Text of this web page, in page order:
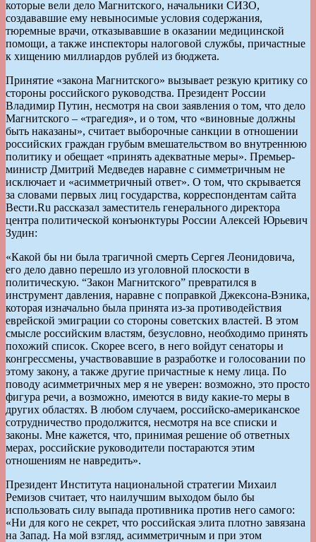
которые вели дело Магнитского, начальники СИЗО,
создававшие ему невыносимые условия содержания,
тюремные врачи, отказывавшие в оказании медицинской
помощи, а также инспекторы налоговой службы, причастные
к хищению миллиардов рублей из бюджета.
Принятие «закона Магнитского» вызывает резкую критику со
стороны российского руководства. Президент России
Владимир Путин, несмотря на свои заявления о том, что дело
Магнитского – «трагедия», и о том, что «виновные должны
быть наказаны», считает выборочные санкции в отношении
российских граждан грубым вмешательством во внутреннюю
политику и обещает «принять адекватные меры». Премьер-
министр Дмитрий Медведев наравне с симметричным не
исключает и «асимметричный ответ». О том, что скрывается
за словами первых лиц государства, корреспондентам сайта
Вести.Ru рассказал заместитель генерального директора
центра политической конъюнктуры России Алексей Юрьевич
Зудин:
«Какой бы ни была трагичной смерть Сергея Леонидовича,
его дело давно перешло из уголовной плоскости в
политическую. “Закон Магнитского” превратился в
инструмент давления, наравне с поправкой Джексона-Вэника,
которая изначально была принята из-за противодействия
еврейской эмиграции со стороны советских властей. В этом
смысле российским властям, безусловно, необходимо принять
похожий список. Скорее всего, в него войдут сенаторы и
конгрессмены, участвовавшие в разработке и голосовании по
этому закону, а также другие причастные к нему лица. По
поводу асимметричных мер я не уверен: возможно, это просто
фигура речи, а возможно, имеются в виду какие-то меры в
других областях. В любом случаем, российско-американское
сотрудничество продолжится, несмотря на все списки и
законы. Мне кажется, что, принимая решение об ответных
мерах, российские руководители постараются этим
отношениям не навредить».
Президент Института национальной стратегии Михаил
Ремизов считает, что наилучшим выходом было бы
использовать силу выпада противника против него самого:
«Ни для кого не секрет, что российская элита плотно завязана
на Запад. На мой взгляд, асимметричным и при этом